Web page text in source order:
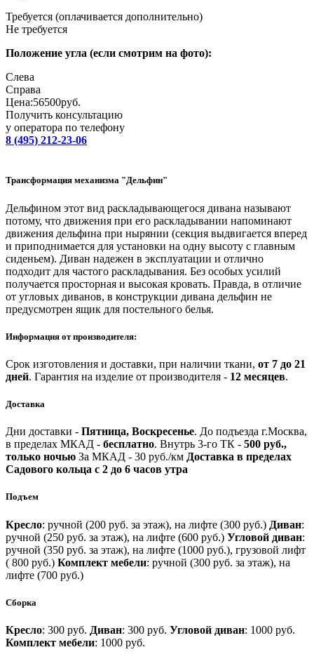
Требуется (оплачивается дополнительно)
Не требуется
Положение угла (если смотрим на фото):
Слева
Справa
Цена:56500руб.
Получить консультацию
у оператора по телефону
8 (495) 212-23-06
Трансформация механизма "Дельфин"
Дельфином этот вид раскладывающегося дивана называют
потому, что движения при его раскладывании напоминают
движения дельфина при нырянии (секция выдвигается вперед
и приподнимается для установки на одну высоту с главным
сиденьем). Диван надежен в эксплуатации и отлично
подходит для частого раскладывания. Без особых усилий
получается просторная и высокая кровать. Правда, в отличие
от угловых диванов, в конструкции дивана дельфин не
предусмотрен ящик для постельного белья.
Информация от производителя:
Срок изготовления и доставки, при наличии ткани, от 7 до 21
дней. Гарантия на изделие от производителя - 12 месяцев.
Доставка
Дни доставки - Пятница, Воскресенье. До подъезда г.Москва,
в пределах МКАД - бесплатно. Внутрь 3-го ТК - 500 руб.,
только ночью За МКАД - 30 руб./км Доставка в пределах
Садового кольца с 2 до 6 часов утра
Подъем
Кресло: ручной (200 руб. за этаж), на лифте (300 руб.) Диван:
ручной (250 руб. за этаж), на лифте (600 руб.) Угловой диван:
ручной (350 руб. за этаж), на лифте (1000 руб.), грузовой лифт
( 800 руб.) Комплект мебели: ручной (300 руб. за этаж), на
лифте (700 руб.)
Сборка
Кресло: 300 руб. Диван: 300 руб. Угловой диван: 1000 руб.
Комплект мебели: 1000 руб.